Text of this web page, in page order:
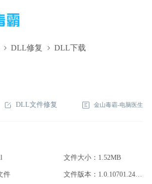
DLL修复 DLL下载
下载,dptftcs.dll修复
DLL文件修复 金山毒霸-电脑医生
文件大小：1.52MB
件 文件版本：1.0.10701.24404